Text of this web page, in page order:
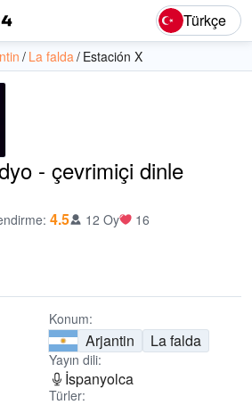
Türkçe
La falda Estación X
- çevrimiçi dinle
: 4.5 12 Oy 16
Konum:
Arjantin La falda
Yayın dili:
İspanyolca
Türler: